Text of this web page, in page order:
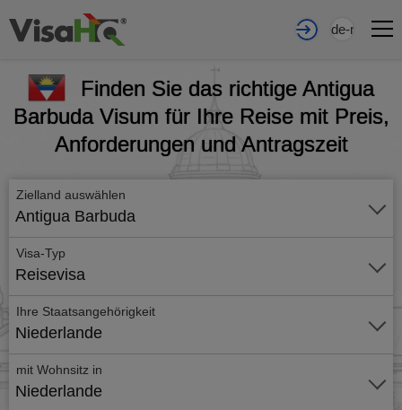
de-nl
Finden Sie das richtige Antigua
Barbuda Visum für Ihre Reise mit Preis,
Anforderungen und Antragszeit
Zielland auswählen
Antigua Barbuda
Visa-Typ
Reisevisa
Ihre Staatsangehörigkeit
Niederlande
mit Wohnsitz in
Niederlande